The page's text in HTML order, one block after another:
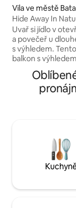
Vila ve městě
Hide Away In
Uvař si jídlo v
a povečeř u
s výhledem.
balkon s
k lesním
nádvoří se
a otevřený
prostor. Probuď se za zvuků ptačího
Místa na pikniky podél
Rening je klidná
rozptýlenými po
krajině v Batang
jen krátkou jízdu